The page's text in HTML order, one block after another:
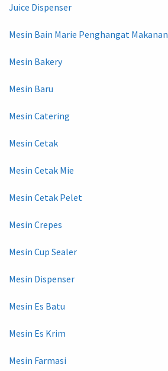
Juice Dispenser
Mesin Bain Marie Penghangat Makanan
Mesin Bakery
Mesin Baru
Mesin Catering
Mesin Cetak
Mesin Cetak Mie
Mesin Cetak Pelet
Mesin Crepes
Mesin Cup Sealer
Mesin Dispenser
Mesin Es Batu
Mesin Es Krim
Mesin Farmasi